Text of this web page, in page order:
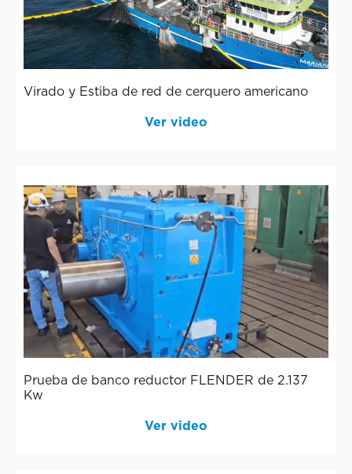
Virado y Estiba de red de cerquero americano
Ver video
Prueba de banco reductor FLENDER de 2.137
Kw
Ver video